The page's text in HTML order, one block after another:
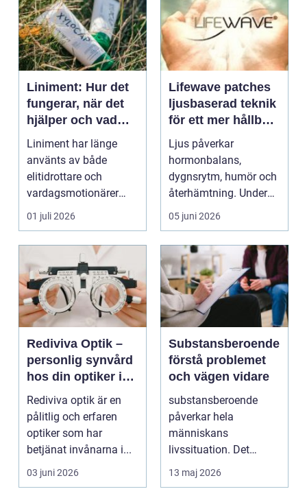
Liniment: Hur det
fungerar, när det
hjälper och vad
man bör tänka på
Liniment har länge
använts av både
elitidrottare och
vardagsmotionärer
för...
01 juli 2026
Lifewave patches
ljusbaserad teknik
för ett mer hållbart
välbefinnande
Ljus påverkar
hormonbalans,
dygnsrytm, humör och
återhämtning. Under
senare år har en ny typ
av prod...
05 juni 2026
Rediviva Optik –
personlig synvård
hos din optiker i
Uppsala
Rediviva optik är en
pålitlig och erfaren
optiker som har
betjänat invånarna i...
03 juni 2026
Substansberoende
förstå problemet
och vägen vidare
substansberoende
påverkar hela
människans
livssituation. Det
handlar sällan bara
om alkohol, narkoti...
13 maj 2026